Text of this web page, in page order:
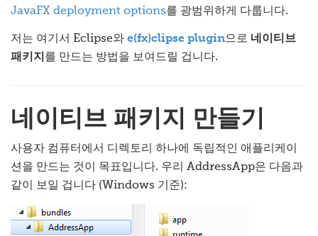
JavaFX deployment options를 광범위하게 다룹니다.
저는 여기서 Eclipse와 e(fx)clipse plugin으로 네이티브
패키지 를 만드는 방법을 보여드릴 겁니다.
네이티브 패키지 만들기
사용자 컴퓨터에서 디렉토리 하나에 독립적인 애플리케이
션을 만드는 것이 목표입니다. 우리 AddressApp은 다음과
같이 보일 겁니다 (Windows 기준):